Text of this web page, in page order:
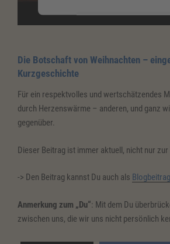
Mehr Informationen
Akzeptieren
powered by
Die Botschaft von Weihnachten –
Kurzgeschichte
Für ein respektvolles und wertschätzendes
durch Herzenswärme – anderen, und ganz
gegenüber.
Dieser Beitrag ist immer aktuell, nicht nur
-> Den Beitrag kannst Du auch als Blogbeitrag
Anmerkung zum „Du“: Mit dem Du
zwischen uns, die wir uns nicht persönlich